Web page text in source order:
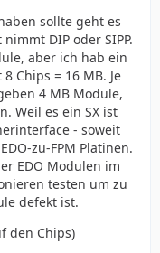
sollte geht es
DIP oder SIPP.
aber ich hab ein
Chips = 16 MB. Je
4 MB Module,
Weil es ein SX ist
- soweit
zu-FPM Platinen.
EDO Modulen im
testen um zu
defekt ist.
den Chips)